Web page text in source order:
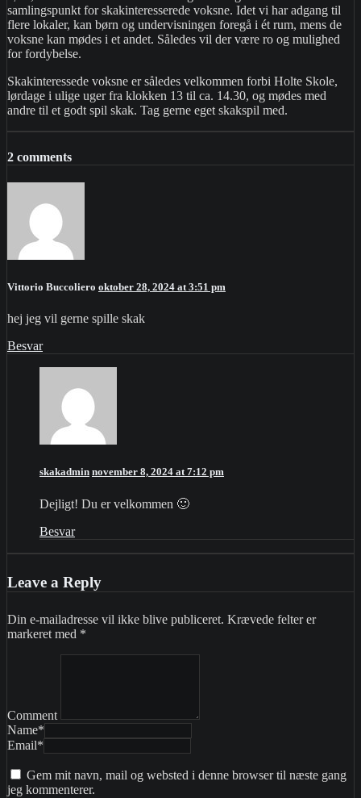
samlingspunkt for skakinteresserede voksne. Idet vi har adgang til
flere lokaler, kan børn og undervisningen foregå i ét rum, mens de
voksne kan mødes i et andet. Således vil der være ro og mulighed
for fordybelse.
Skakinteressede voksne er således velkommen forbi Holte Skole,
lørdage i ulige uger fra klokken 13 til ca. 14.30, og mødes med
andre til et godt spil skak. Tag gerne eget skakspil med.
2 comments
Vittorio Buccoliero oktober 28, 2024 at 3:51 pm
hej jeg vil gerne spille skak
Besvar
skakadmin november 8, 2024 at 7:12 pm
Dejligt! Du er velkommen 🙂
Besvar
Leave a Reply
Din e-mailadresse vil ikke blive publiceret. Krævede felter er
markeret med *
Comment
Name*
Email*
Gem mit navn, mail og websted i denne browser til næste gang
jeg kommenterer.